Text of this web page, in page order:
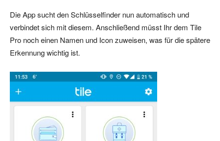
Die App sucht den Schlüsselfinder nun automatisch und
verbindet sich mit diesem. Anschließend müsst Ihr dem Tile
Pro noch einen Namen und Icon zuweisen, was für die spätere
Erkennung wichtig ist.